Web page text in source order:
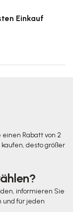
Einkauf
Rabatt von 2
kaufen, desto größer
informieren Sie
und für jeden